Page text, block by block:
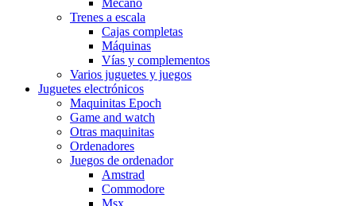
Mecano
Trenes a escala
Cajas completas
Máquinas
Vías y complementos
Varios juguetes y juegos
Juguetes electrónicos
Maquinitas Epoch
Game and watch
Otras maquinitas
Ordenadores
Juegos de ordenador
Amstrad
Commodore
Msx